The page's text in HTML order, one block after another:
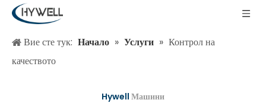
Вие сте тук: Начало » Услуги » Контрол на
качеството
Hywell Машини